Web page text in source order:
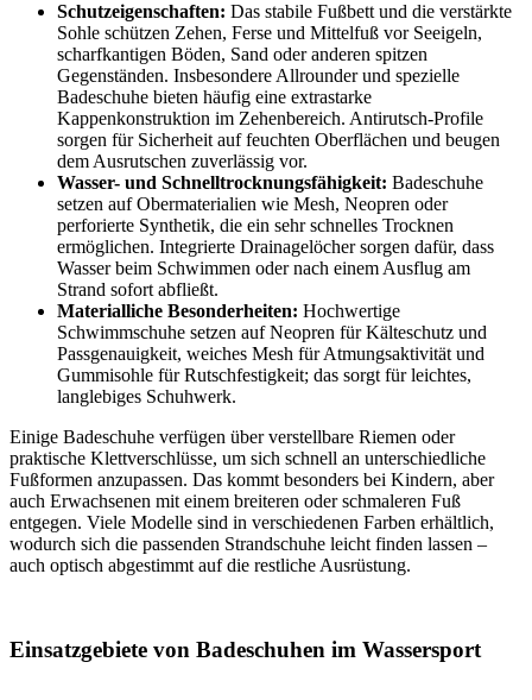
Schutzeigenschaften: Das stabile Fußbett und die verstärkte
Sohle schützen Zehen, Ferse und Mittelfuß vor Seeigeln,
scharfkantigen Böden, Sand oder anderen spitzen
Gegenständen. Insbesondere Allrounder und spezielle
Badeschuhe bieten häufig eine extrastarke
Kappenkonstruktion im Zehenbereich. Antirutsch-Profile
sorgen für Sicherheit auf feuchten Oberflächen und beugen
dem Ausrutschen zuverlässig vor.
Wasser- und Schnelltrocknungsfähigkeit: Badeschuhe
setzen auf Obermaterialien wie Mesh, Neopren oder
perforierte Synthetik, die ein sehr schnelles Trocknen
ermöglichen. Integrierte Drainagelöcher sorgen dafür, dass
Wasser beim Schwimmen oder nach einem Ausflug am
Strand sofort abfließt.
Materialliche Besonderheiten: Hochwertige
Schwimmschuhe setzen auf Neopren für Kälteschutz und
Passgenauigkeit, weiches Mesh für Atmungsaktivität und
Gummisohle für Rutschfestigkeit; das sorgt für leichtes,
langlebiges Schuhwerk.
Einige Badeschuhe verfügen über verstellbare Riemen oder
praktische Klettverschlüsse, um sich schnell an unterschiedliche
Fußformen anzupassen. Das kommt besonders bei Kindern, aber
auch Erwachsenen mit einem breiteren oder schmaleren Fuß
entgegen. Viele Modelle sind in verschiedenen Farben erhältlich,
wodurch sich die passenden Strandschuhe leicht finden lassen –
auch optisch abgestimmt auf die restliche Ausrüstung.
Einsatzgebiete von Badeschuhen im Wassersport